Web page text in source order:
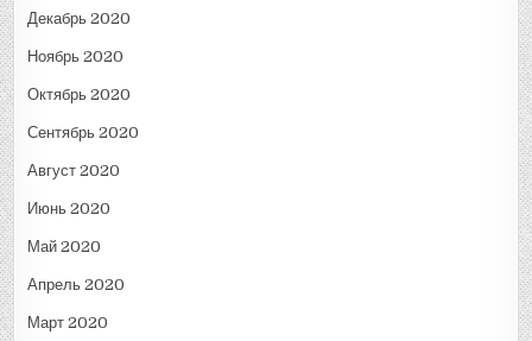
Декабрь 2020
Ноябрь 2020
Октябрь 2020
Сентябрь 2020
Август 2020
Июнь 2020
Май 2020
Апрель 2020
Март 2020